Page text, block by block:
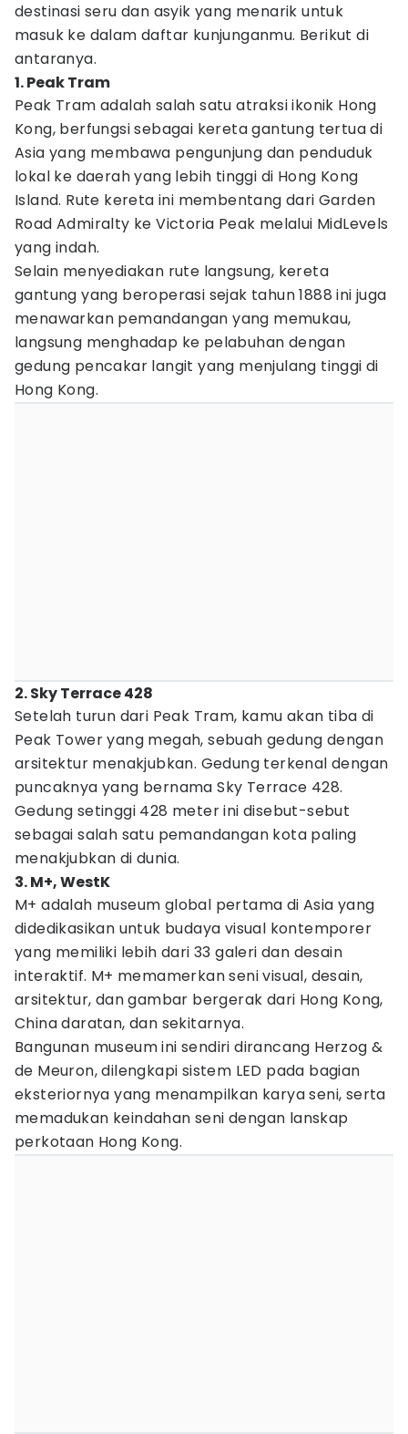
destinasi seru dan asyik yang menarik untuk
masuk ke dalam daftar kunjunganmu. Berikut di
antaranya.
1. Peak Tram
Peak Tram adalah salah satu atraksi ikonik Hong
Kong, berfungsi sebagai kereta gantung tertua di
Asia yang membawa pengunjung dan penduduk
lokal ke daerah yang lebih tinggi di Hong Kong
Island. Rute kereta ini membentang dari Garden
Road Admiralty ke Victoria Peak melalui MidLevels
yang indah.
Selain menyediakan rute langsung, kereta
gantung yang beroperasi sejak tahun 1888 ini juga
menawarkan pemandangan yang memukau,
langsung menghadap ke pelabuhan dengan
gedung pencakar langit yang menjulang tinggi di
Hong Kong.
2. Sky Terrace 428
Setelah turun dari Peak Tram, kamu akan tiba di
Peak Tower yang megah, sebuah gedung dengan
arsitektur menakjubkan. Gedung terkenal dengan
puncaknya yang bernama Sky Terrace 428.
Gedung setinggi 428 meter ini disebut-sebut
sebagai salah satu pemandangan kota paling
menakjubkan di dunia.
3. M+, WestK
M+ adalah museum global pertama di Asia yang
didedikasikan untuk budaya visual kontemporer
yang memiliki lebih dari 33 galeri dan desain
interaktif. M+ memamerkan seni visual, desain,
arsitektur, dan gambar bergerak dari Hong Kong,
China daratan, dan sekitarnya.
Bangunan museum ini sendiri dirancang Herzog &
de Meuron, dilengkapi sistem LED pada bagian
eksteriornya yang menampilkan karya seni, serta
memadukan keindahan seni dengan lanskap
perkotaan Hong Kong.